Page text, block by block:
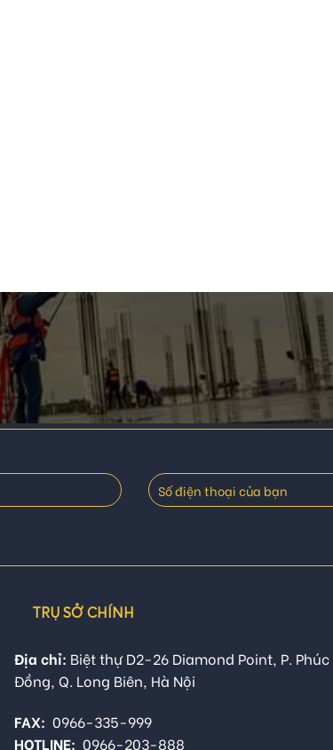
TRỤ SỞ CHÍNH
Địa chỉ: Biệt thự D2-26 Diamond Point, P. Phúc
Đồng, Q. Long Biên, Hà Nội
FAX: 0966-335-999
HOTLINE: 0966-203-888